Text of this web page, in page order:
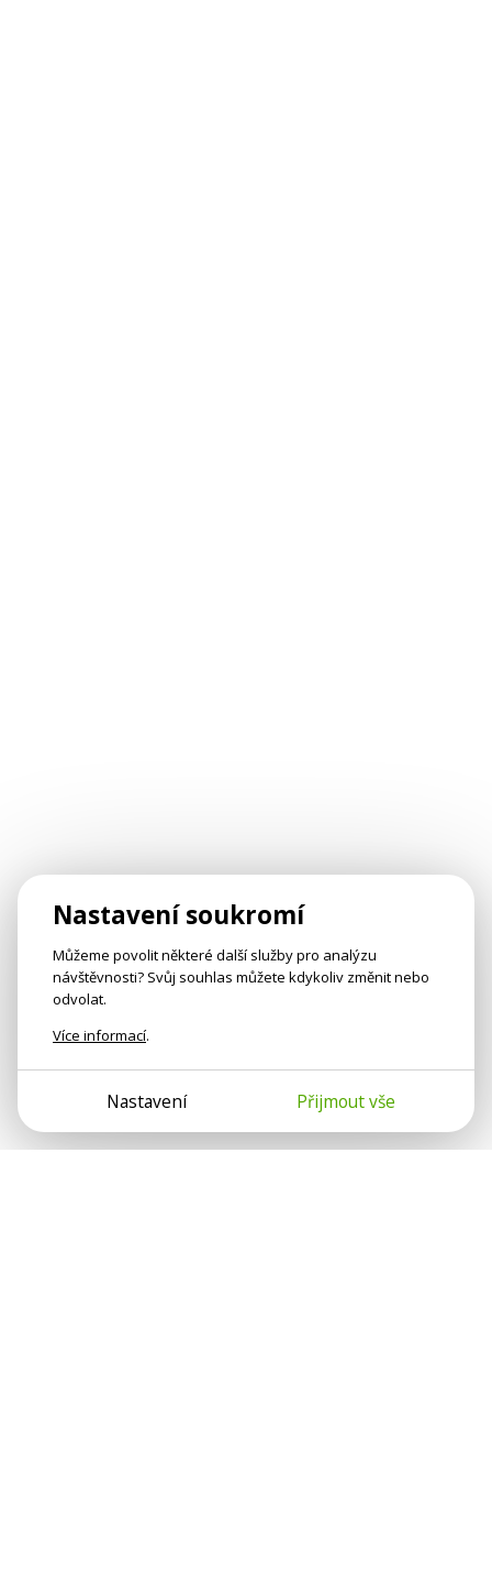
Nastavení soukromí
Můžeme povolit některé další služby pro analýzu
návštěvnosti? Svůj souhlas můžete kdykoliv změnit nebo
odvolat.
Více informací.
Nastavení Přijmout vše